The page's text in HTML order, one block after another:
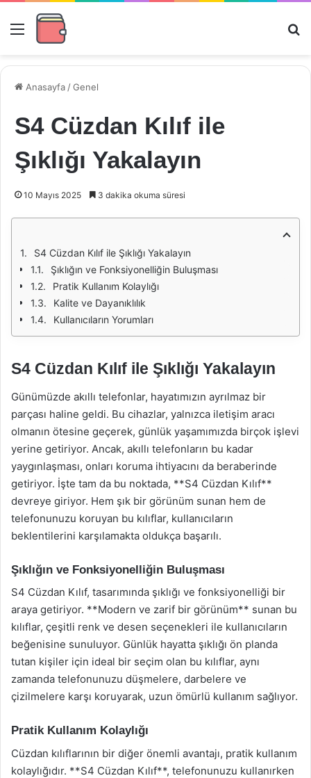
Menü
Anasayfa /Genel
S4 Cüzdan Kılıf ile
Şıklığı Yakalayın
10 Mayıs 2025 3 dakika okuma süresi
S4 Cüzdan Kılıf ile Şıklığı Yakalayın
Şıklığın ve Fonksiyonelliğin Buluşması
Pratik Kullanım Kolaylığı
Kalite ve Dayanıklılık
Kullanıcıların Yorumları
S4 Cüzdan Kılıf ile Şıklığı Yakalayın
Günümüzde akıllı telefonlar, hayatımızın ayrılmaz bir
parçası haline geldi. Bu cihazlar, yalnızca iletişim aracı
olmanın ötesine geçerek, günlük yaşamımızda birçok işlevi
yerine getiriyor. Ancak, akıllı telefonların bu kadar
yaygınlaşması, onları koruma ihtiyacını da beraberinde
getiriyor. İşte tam da bu noktada, **S4 Cüzdan Kılıf**
devreye giriyor. Hem şık bir görünüm sunan hem de
telefonunuzu koruyan bu kılıflar, kullanıcıların
beklentilerini karşılamakta oldukça başarılı.
Şıklığın ve Fonksiyonelliğin Buluşması
S4 Cüzdan Kılıf, tasarımında şıklığı ve fonksiyonelliği bir
araya getiriyor. **Modern ve zarif bir görünüm** sunan bu
kılıflar, çeşitli renk ve desen seçenekleri ile kullanıcıların
beğenisine sunuluyor. Günlük hayatta şıklığı ön planda
tutan kişiler için ideal bir seçim olan bu kılıflar, aynı
zamanda telefonunuzu düşmelere, darbelere ve
çizilmelere karşı koruyarak, uzun ömürlü kullanım sağlıyor.
Pratik Kullanım Kolaylığı
Cüzdan kılıflarının bir diğer önemli avantajı, pratik kullanım
kolaylığıdır. **S4 Cüzdan Kılıf**, telefonunuzu kullanırken